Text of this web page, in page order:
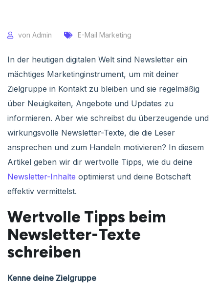
von Admin E-Mail Marketing
In der heutigen digitalen Welt sind Newsletter ein
mächtiges Marketinginstrument, um mit deiner
Zielgruppe in Kontakt zu bleiben und sie regelmäßig
über Neuigkeiten, Angebote und Updates zu
informieren. Aber wie schreibst du überzeugende und
wirkungsvolle Newsletter-Texte, die die Leser
ansprechen und zum Handeln motivieren? In diesem
Artikel geben wir dir wertvolle Tipps, wie du deine
Newsletter-Inhalte optimierst und deine Botschaft
effektiv vermittelst.
Wertvolle Tipps beim
Newsletter-Texte
schreiben
Kenne deine Zielgruppe